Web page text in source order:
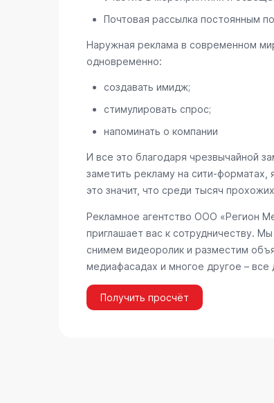
Почтовая рассылка постоянным
Наружная реклама в современном
одновременно:
создавать имидж;
стимулировать спрос;
напоминать о компании
И все это благодаря чрезвычайной
заметить рекламу на сити-
это значит, что среди тысяч
Рекламное агентство ООО «Регион
приглашает вас к сотрудничеству.
снимем видеоролик и разместим
медиафасадах и многое другое –
Получить просчёт